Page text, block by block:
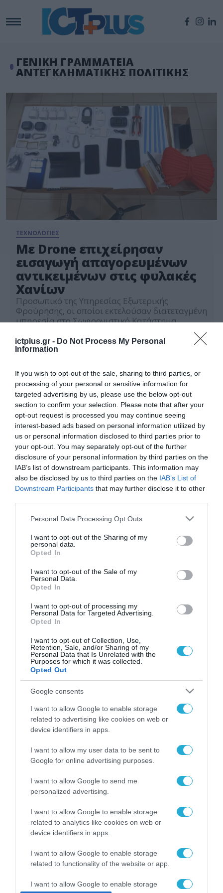
ictplus.gr - Do Not Process My Personal
Information
If you wish to opt-out of the sale, sharing to third parties, or
processing of your personal or sensitive information for
targeted advertising by us, please use the below opt-out
section to confirm your selection. Please note that after your
opt-out request is processed you may continue seeing
interest-based ads based on personal information utilized by
us or personal information disclosed to third parties prior to
your opt-out. You may separately opt-out of the further
disclosure of your personal information by third parties on the
IAB’s list of downstream participants. This information may
also be disclosed by us to third parties on the IAB’s List of
Downstream Participants that may further disclose it to other
Please note that this website/app uses one or more Google
not limited to your visit or usage behaviour. You may click to
grant or deny consent to Google and its third-party tags to
use your data for below specified purposes in below Google
consent section.
Personal Data Processing Opt Outs
I want to opt-out of the Sharing of my
personal data.
Opted In
I want to opt-out of the Sale of my
Personal Data.
Opted In
I want to opt-out of processing my
Personal Data for Targeted Advertising.
Opted In
I want to opt-out of Collection, Use,
Retention, Sale, and/or Sharing of my
Personal Data that Is Unrelated with the
Purposes for which it was collected.
Opted Out
Google consents
I want to allow Google to enable storage
related to advertising like cookies on web or
device identifiers in apps.
I want to allow my user data to be sent to
Google for online advertising purposes.
I want to allow Google to send me
personalized advertising.
I want to allow Google to enable storage
related to analytics like cookies on web or
device identifiers in apps.
I want to allow Google to enable storage
related to functionality of the website or app.
I want to allow Google to enable storage
ΓΕΝΙΚΗ ΓΡΑΜΜΑΤΕΙΑ
ΑΝΤΕΓΚΛΗΜΑΤΙΚΗΣ ΠΟΛΙΤΙΚΗΣ
ΤΕΧΝΟΛΟΓΙΕΣ
Με Drone επιχείρησαν
εισαγωγή απαγορευμένων
αντικειμένων στις φυλακές
Χανίων
Προσωπικό της Υπηρεσίας Εξωτερικής
Φρούρησης, οι οποίοι εκτελούσαν διατεταγμένη
υπηρεσία στο Σωφρονιστικό Κατάστημα
Χανίων, εντόπισαν απογευματινές ώρες της 6ης
Ιουνίου 2026, μη επανδρωμένο αεροσκάφος
(drone) να προσεγγίζει τις εγκαταστάσεις με
Κατόπιν ενεργοποίησης του συστήματος αντι-
drone, επετεύχθη η εξουδετέρωση του drone
και η πτώση του, πλησίον σκοπιάς του
Καταστήματος, ενώ στη […]
ΡΟΗ ΕΙΔΗΣΕΩΝ
Το χρηματοδοτούμενο
από την ΕΕ έργο “The
Gaming Police”
ενισχύει την ασφάλεια
διαδίκτυο
ΑΑΔΕ: Διευκρινίσεις
παραβάσεις που
αφορούν τους ΦΗΜ
31.07.2026
Σ. Καλαφάτης: «Η
Τεχνητή Νοημοσύνη
δεν είναι απλώς μια
μια νέα βιομηχανική
επανάσταση»
31.07.2026
για τη χρηματοδότηση